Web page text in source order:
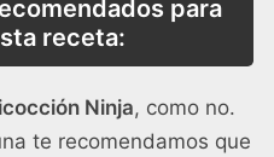
para
receta:
Ninja, como no.
te recomendamos que